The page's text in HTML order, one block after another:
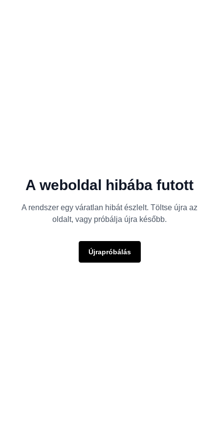
A weboldal hibába futott
A rendszer egy váratlan hibát észlelt. Töltse újra az
oldalt, vagy próbálja újra később.
Újrapróbálás